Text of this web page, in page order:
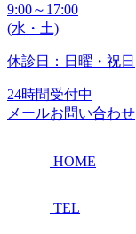
9:00～17:00
(水・土)
休診日：日曜・祝日
24時間受付中
メールお問い合わせ
HOME
TEL